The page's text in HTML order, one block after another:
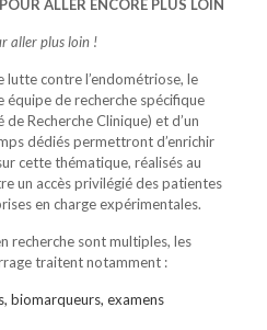
ALLER ENCORE PLUS LOIN
aller plus loin !
lutte contre l’endométriose, le
équipe de recherche spécifique
Recherche Clinique) et d’un
dédiés permettront d’enrichir
cette thématique, réalisés au
un accès privilégié des patientes
en charge expérimentales.
recherche sont multiples, les
traitent notamment :
biomarqueurs, examens